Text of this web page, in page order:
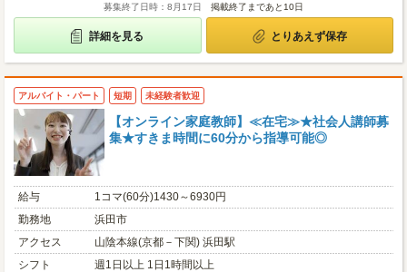
募集終了日時：8月17日 掲載終了まであと10日
詳細を見る とりあえず保存
アルバイト・パート 短期 未経験者歓迎
【オンライン家庭教師】≪在宅≫★社会人講師募
集★すきま時間に60分から指導可能◎
給与
1コマ(60分)1430～6930円
勤務地
浜田市
アクセス
山陰本線(京都－下関) 浜田駅
シフト
週1日以上 1日1時間以上